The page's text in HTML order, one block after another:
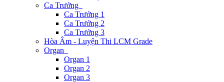
Ca Trưởng
Ca Trưởng 1
Ca Trưởng 2
Ca Trưởng 3
Hòa Âm - Luyện Thi LCM Grade
Organ
Organ 1
Organ 2
Organ 3